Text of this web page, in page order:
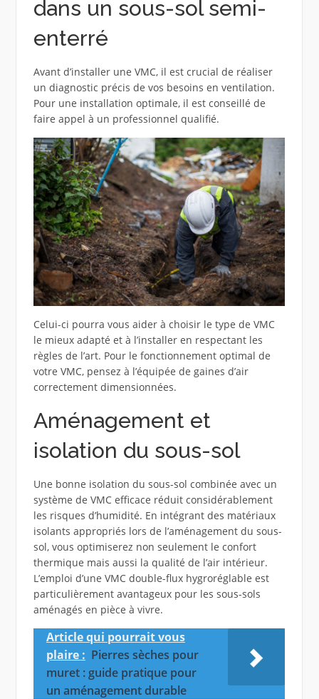
dans un sous-sol semi-
enterré
Avant d’installer une VMC, il est crucial de réaliser
un diagnostic précis de vos besoins en ventilation.
Pour une installation optimale, il est conseillé de
faire appel à un professionnel qualifié.
Celui-ci pourra vous aider à choisir le type de VMC
le mieux adapté et à l’installer en respectant les
règles de l’art. Pour le fonctionnement optimal de
votre VMC, pensez à l’équipée de gaines d’air
correctement dimensionnées.
Aménagement et
isolation du sous-sol
Une bonne isolation du sous-sol combinée avec un
système de VMC efficace réduit considérablement
les risques d’humidité. En intégrant des matériaux
isolants appropriés lors de l’aménagement du sous-
sol, vous optimiserez non seulement le confort
thermique mais aussi la qualité de l’air intérieur.
L’emploi d’une VMC double-flux hygroréglable est
particulièrement avantageux pour les sous-sols
aménagés en pièce à vivre.
Article qui pourrait vous
plaire : Pierres sèches pour
muret : guide pratique pour
un aménagement durable